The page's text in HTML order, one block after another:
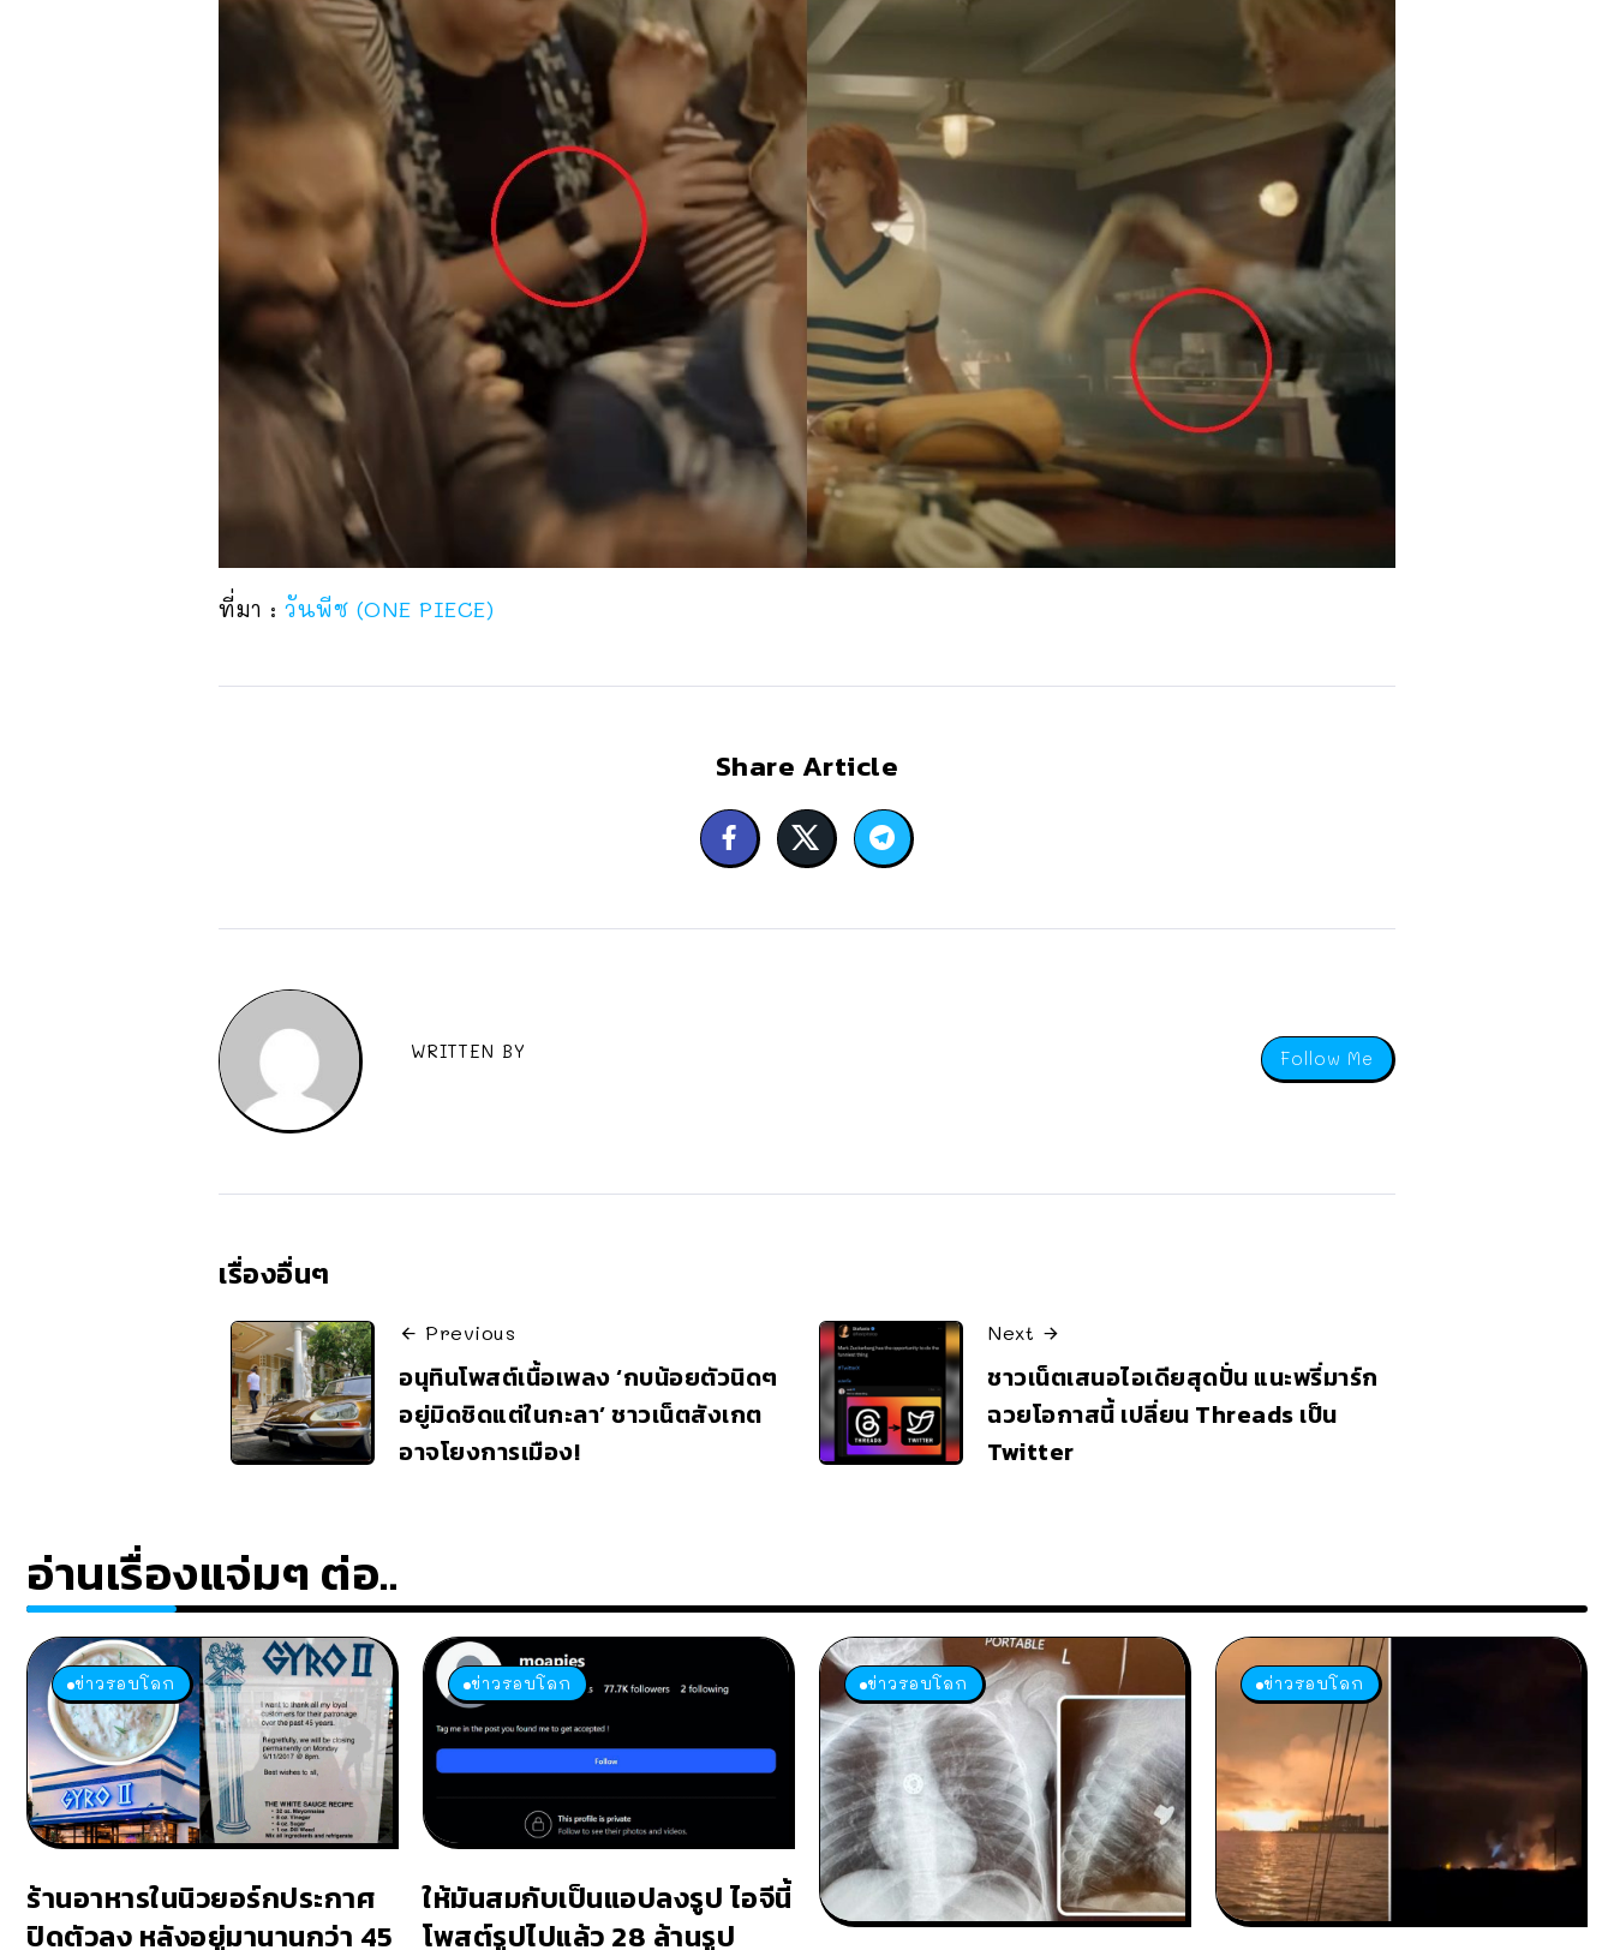
ที่มา : วันพีซ (ONE PIECE)
Share Article
Follow Me
WRITTEN BY
เรื่องอื่นๆ
Previous
อนุทินโพสต์เนื้อเพลง ‘กบน้อยตัวนิดๆ
อยู่มิดชิดแต่ในกะลา’ ชาวเน็ตสังเกต
อาจโยงการเมือง!
Next
ชาวเน็ตเสนอไอเดียสุดปั่น แนะพรี่มาร์ก
ฉวยโอกาสนี้ เปลี่ยน Threads เป็น
Twitter
อ่านเรื่องแจ่มๆ ต่อ..
ข่าวรอบโลก
ร้านอาหารในนิวยอร์กประกาศ
ปิดตัวลง หลังอยู่มานานกว่า 45
ข่าวรอบโลก
ให้มันสมกับเป็นแอปลงรูป ไอจีนี้
โพสต์รูปไปแล้ว 28 ล้านรูป
ข่าวรอบโลก ข่าวรอบโลก